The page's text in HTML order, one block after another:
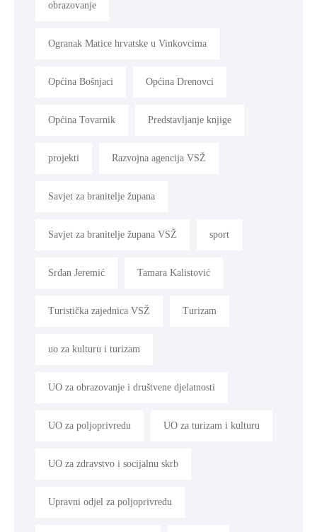
obrazovanje
Ogranak Matice hrvatske u Vinkovcima
Općina Bošnjaci Općina Drenovci
Općina Tovarnik Predstavljanje knjige
projekti Razvojna agencija VSŽ
Savjet za branitelje župana
Savjet za branitelje župana VSŽ sport
Srđan Jeremić Tamara Kalistović
Turistička zajednica VSŽ Turizam
uo za kulturu i turizam
UO za obrazovanje i društvene djelatnosti
UO za poljoprivredu UO za turizam i kulturu
UO za zdravstvo i socijalnu skrb
Upravni odjel za poljoprivredu